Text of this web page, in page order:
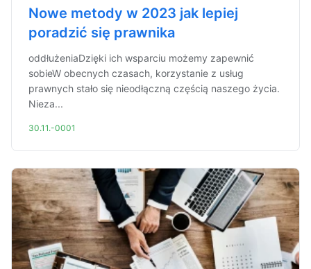
Nowe metody w 2023 jak lepiej
poradzić się prawnika
oddłużeniaDzięki ich wsparciu możemy zapewnić
sobieW obecnych czasach, korzystanie z usług
prawnych stało się nieodłączną częścią naszego życia.
Nieza...
30.11.-0001